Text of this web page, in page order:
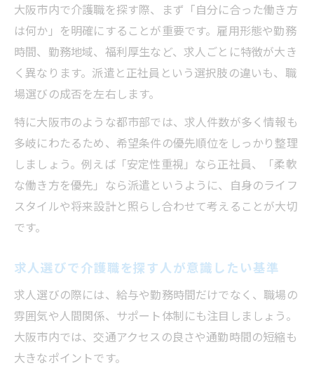
べき視点
介護職を探す人が見るべきポイントを活か
した職場選び
通勤や勤務条件も介護職を探す人が見るべ
きポイント
職場見学で介護職を探す人が見るべきポイ
ントの確認法
転職成功へ導く介護職の見極め方
介護職を探す人が見るべきポイントで転職
きポイント次第
介護職を探す人が見るべきポイントで職場
を見極めるコツ
介護職を探す人が見るべきポイントで転職
活動を有利に
大阪市内で介護職を探す際、まず「自分に合った働き方
は何か」を明確にすることが重要です。雇用形態や勤務
時間、勤務地域、福利厚生など、求人ごとに特徴が大き
く異なります。派遣と正社員という選択肢の違いも、職
場選びの成否を左右します。
特に大阪市のような都市部では、求人件数が多く情報も
多岐にわたるため、希望条件の優先順位をしっかり整理
しましょう。例えば「安定性重視」なら正社員、「柔軟
な働き方を優先」なら派遣というように、自身のライフ
スタイルや将来設計と照らし合わせて考えることが大切
です。
求人選びで介護職を探す人が意識したい基準
求人選びの際には、給与や勤務時間だけでなく、職場の
雰囲気や人間関係、サポート体制にも注目しましょう。
大阪市内では、交通アクセスの良さや通勤時間の短縮も
大きなポイントです。